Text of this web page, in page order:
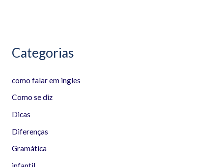
Categorias
como falar em ingles
Como se diz
Dicas
Diferenças
Gramática